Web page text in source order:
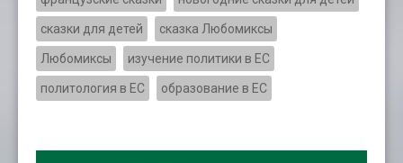
сказки для детей сказка Любомиксы
Любомиксы изучение политики в ЕС
политология в ЕС образование в ЕС